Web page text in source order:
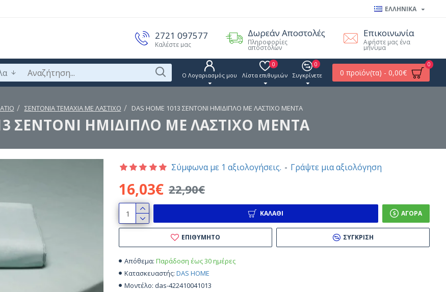
ΕΛΛΗΝΙΚΑ
2721 097577
Καλέστε μας
Δωρεάν Αποστολές
Πληροφορίες
αποστολών
Επικοινωνία
Αφήστε μας ένα
μήνυμα
Ο Λογαριασμός μου Λίστα επιθυμιών
0
Συγκρίνετε
0
0 προϊόν(τα) - 0,00€
0
ΣΕΝΤΟΝΙΑ ΤΕΜΑΧΙΑ ΜΕ ΛΑΣΤΙΧΟ DAS HOME 1013 ΣΕΝΤΟΝΙ ΗΜΙΔΙΠΛΟ ΜΕ ΛΑΣΤΙΧΟ ΜΕΝΤΑ
ΣΕΝΤΟΝΙ ΗΜΙΔΙΠΛΟ ΜΕ ΛΑΣΤΙΧΟ ΜΕΝΤΑ
Απόθεμα: Παράδοση έως 30 ημέρες
Κατασκευαστής: DAS HOME
Μοντέλο: das-422410041013
Σύμφωνα με 1 αξιολογήσεις. - Γράψτε μια αξιολόγηση
16,03€ 22,90€
ΚΑΛΆΘΙ ΑΓΟΡΆ
ΕΠΙΘΥΜΗΤΌ ΣΎΓΚΡΙΣΗ